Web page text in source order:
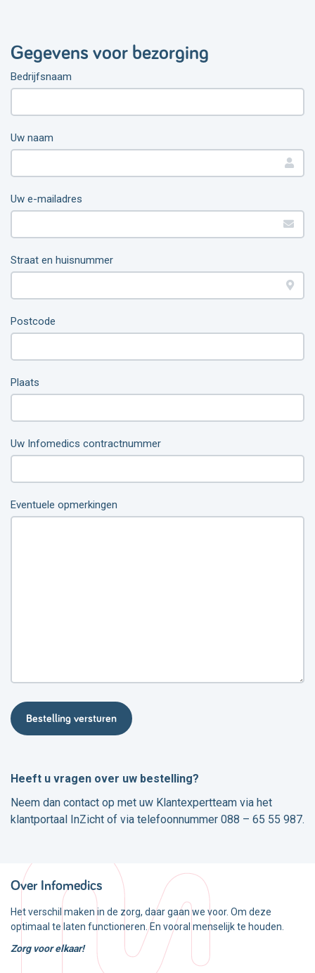
Gegevens voor bezorging
Bedrijfsnaam
Uw naam
Uw e-mailadres
Straat en huisnummer
Postcode
Plaats
Uw Infomedics contractnummer
Eventuele opmerkingen
Heeft u vragen over uw bestelling?
Neem dan contact op met uw Klantexpertteam via het
klantportaal InZicht of via telefoonnummer 088 – 65 55 987.
Over Infomedics
Het verschil maken in de zorg, daar gaan we voor. Om deze
optimaal te laten functioneren. En vooral menselijk te houden.
Zorg voor elkaar!